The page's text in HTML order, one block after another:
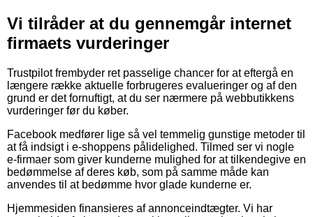
Vi tilråder at du gennemgår internet
firmaets vurderinger
Trustpilot frembyder ret passelige chancer for at eftergå en
længere række aktuelle forbrugeres evalueringer og af den
grund er det fornuftigt, at du ser nærmere på webbutikkens
vurderinger før du køber.
Facebook medfører lige så vel temmelig gunstige metoder til
at få indsigt i e-shoppens pålidelighed. Tilmed ser vi nogle
e-firmaer som giver kunderne mulighed for at tilkendegive en
bedømmelse af deres køb, som på samme måde kan
anvendes til at bedømme hvor glade kunderne er.
Hjemmesiden finansieres af annonceindtægter. Vi har